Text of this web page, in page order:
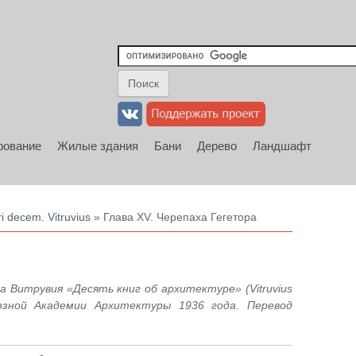
Жилые здания Бани Дерево
Ландшафт
decem. Vitruvius » Глава XV. Черепаха Гегетора
«Десять книг об архитектуре» (Vitruvius
Академии Архитектуры 1936 года. Перевод